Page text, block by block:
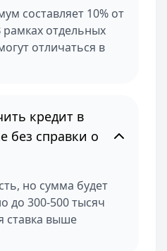
составляет 10% от
отдельных
отличаться в
кредит в
без справки о
но сумма будет
до 300-500 тысяч
ставка выше